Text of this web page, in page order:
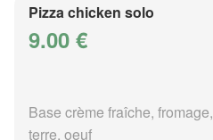
Pizza chicken solo
9.00 €
Base crème fraîche,
terre, oeuf